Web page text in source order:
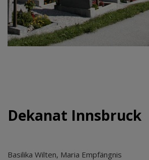
Dekanat Innsbruck
Basilika Wilten, Maria Empfängnis